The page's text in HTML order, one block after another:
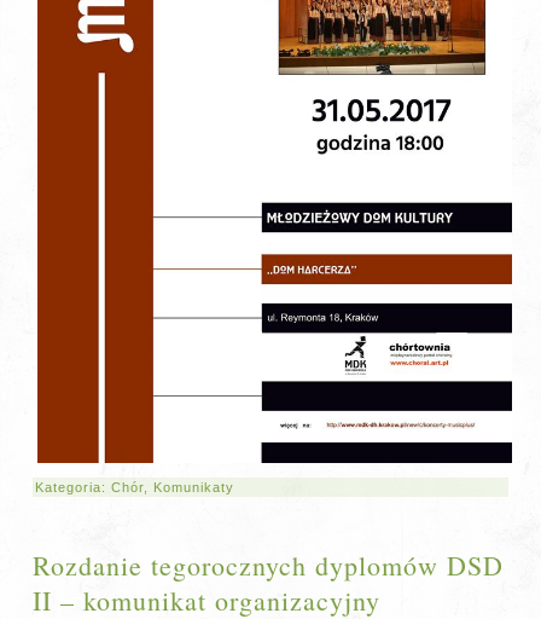
Kategoria:Chór Komunikaty
Rozdanie tegorocznych dyplomów DSD
II – komunikat organizacyjny